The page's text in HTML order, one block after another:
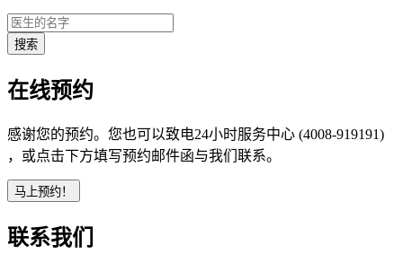
在线预约
感谢您的预约。您也可以致电24小时服务中心 (4008-919191)
，或点击下方填写预约邮件函与我们联系。
联系我们